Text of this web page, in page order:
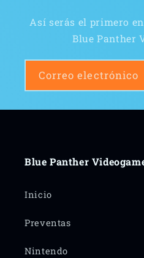
Así serás el primero
Blue Panther
Correo electrónico
Blue Panther
Inicio
Preventas
Nintendo